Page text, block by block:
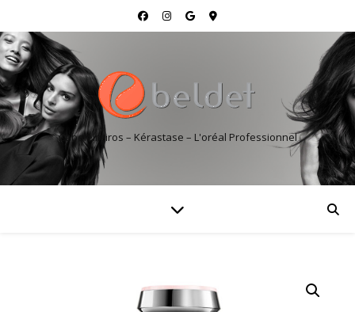
Cabeleireiros – Kérastase – L'oréal Professionnel